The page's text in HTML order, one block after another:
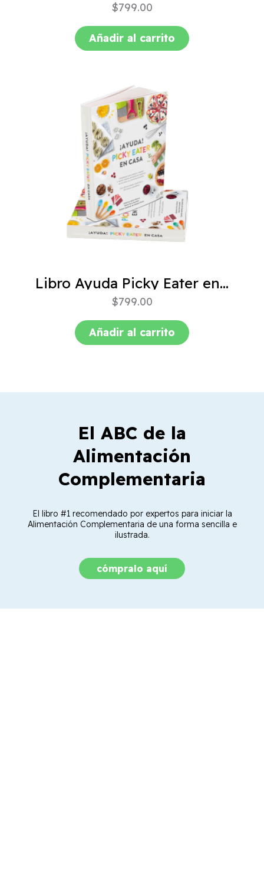
$799.00
Añadir al carrito
Libro Ayuda Picky Eater en casa
$799.00
Añadir al carrito
El ABC de la
Alimentación
Complementaria
El libro #1 recomendado por expertos para iniciar la
Alimentación Complementaria de una forma sencilla e
ilustrada.
cómpralo aquí